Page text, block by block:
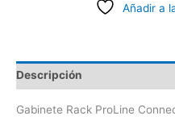
Añadir a
Descripción
Gabinete Rack ProLine